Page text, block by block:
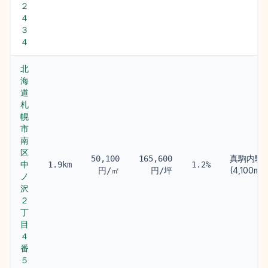
２
４
３
４
北
海
道
札
幌
市
南
区
中
ノ
沢
２
丁
目
４
番
５
1.9km
50,100
円/㎡
165,600
円/坪
1.2%
真駒内駅
(4,100m)